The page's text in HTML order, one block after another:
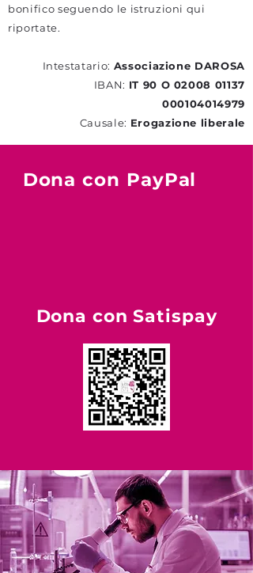
bonifico seguendo le istruzioni qui
riportate.
Intestatario: Associazione DAROSA
IBAN: IT 90 O 02008 01137
000104014979
Causale: Erogazione liberale
Dona con PayPal
Dona con Satispay